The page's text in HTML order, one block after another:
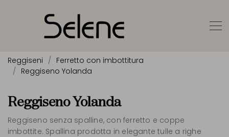
Reggiseni
Ferretto con imbottitura
Reggiseno Yolanda
Reggiseno Yolanda
Reggiseno senza spalline, con ferretto e coppe
imbottite. Spallina prodotta in elegante tulle a righe